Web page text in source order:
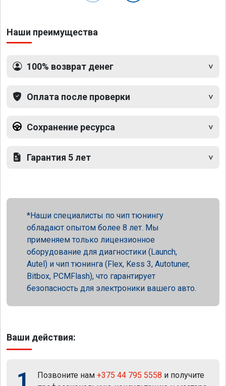
Наши преимущества
100% возврат денег
Оплата после проверки
Сохранение ресурса
Гарантия 5 лет
Наши специалисты по чип тюнингу
обладают опытом более 8 лет. Мы
применяем только лицензионное
оборудование для диагностики (Launch,
Autel) и чип тюнинга (Flex, Kess 3, Autotuner,
Bitbox, PCMFlash), что гарантирует
безопасность для электроники вашего авто.
Ваши действия:
1 Позвоните нам +375 44 795 5558 и получите